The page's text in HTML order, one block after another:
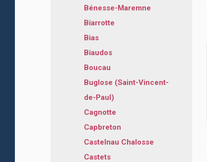
Bénesse-Maremne
Biarrotte
Bias
Biaudos
Boucau
Buglose (Saint-Vincent-
de-Paul)
Cagnotte
Capbreton
Castelnau Chalosse
Castets